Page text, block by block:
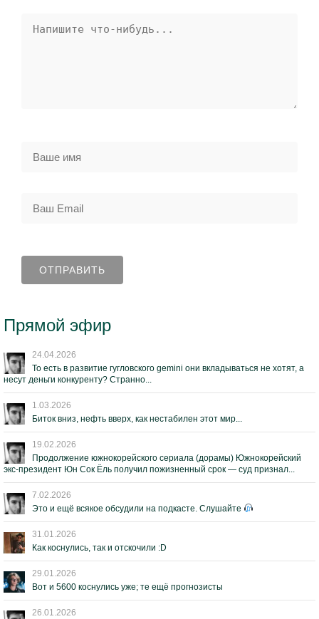
Прямой эфир
24.04.2026
То есть в развитие гугловского gemini они вкладываться не хотят, а
несут деньги конкуренту? Странно...
1.03.2026
Биток вниз, нефть вверх, как нестабилен этот мир...
19.02.2026
Продолжение южнокорейского сериала (дорамы) Южнокорейский
экс-президент Юн Сок Ёль получил пожизненный срок — суд признал...
7.02.2026
Это и ещё всякое обсудили на подкасте. Слушайте
31.01.2026
Как коснулись, так и отскочили :D
29.01.2026
Вот и 5600 коснулись уже; те ещё прогнозисты
26.01.2026